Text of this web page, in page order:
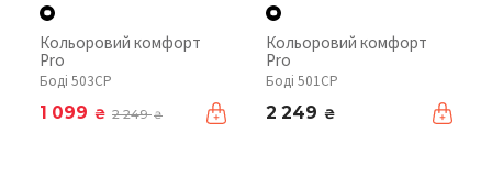
Кольоровий комфорт
Pro
Боді 503CP
1 099 ₴ 2 249₴
Кольоровий комфорт
Pro
Боді 501CP
2 249 ₴